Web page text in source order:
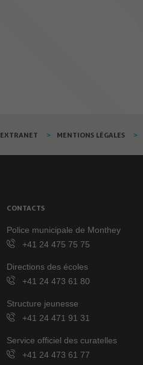
EXTRANET MENTIONS LÉGALES
CONTACTS
Police municipale de Monthey
+41 24 475 75 75
Directions des écoles
+41 24 473 61 80
Structure jeunesse
+41 24 471 91 31
Service officiel des curatelles
+41 24 473 61 77